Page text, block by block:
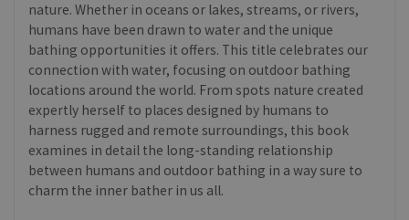
nature. Whether in oceans or lakes, streams, or rivers,
humans have been drawn to water and the unique
bathing opportunities it offers. This title celebrates our
connection with water, focusing on outdoor bathing
locations around the world. From spots nature created
expertly herself to places designed by humans to
harness rugged and remote surroundings, this book
examines in detail the long-standing relationship
between humans and outdoor bathing in a way sure to
charm the inner bather in us all.